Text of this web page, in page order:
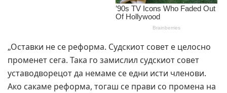
„Оставки не се реформа. Судскиот совет е целосно
променет сега. Така го замислил судскиот совет
уставодворецот да немаме се едни исти членови.
Ако сакаме реформа, тогаш се прави со промена на